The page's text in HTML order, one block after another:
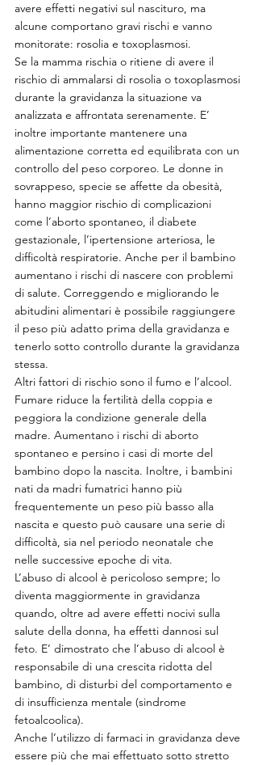
avere effetti negativi sul nascituro, ma
alcune comportano gravi rischi e vanno
monitorate: rosolia e toxoplasmosi.
Se la mamma rischia o ritiene di avere il
rischio di ammalarsi di rosolia o toxoplasmosi
durante la gravidanza la situazione va
analizzata e affrontata serenamente. E’
inoltre importante mantenere una
alimentazione corretta ed equilibrata con un
controllo del peso corporeo. Le donne in
sovrappeso, specie se affette da obesità,
hanno maggior rischio di complicazioni
come l’aborto spontaneo, il diabete
gestazionale, l’ipertensione arteriosa, le
difficoltà respiratorie. Anche per il bambino
aumentano i rischi di nascere con problemi
di salute. Correggendo e migliorando le
abitudini alimentari è possibile raggiungere
il peso più adatto prima della gravidanza e
tenerlo sotto controllo durante la gravidanza
stessa.
Altri fattori di rischio sono il fumo e l’alcool.
Fumare riduce la fertilità della coppia e
peggiora la condizione generale della
madre. Aumentano i rischi di aborto
spontaneo e persino i casi di morte del
bambino dopo la nascita. Inoltre, i bambini
nati da madri fumatrici hanno più
frequentemente un peso più basso alla
nascita e questo può causare una serie di
difficoltà, sia nel periodo neonatale che
nelle successive epoche di vita.
L’abuso di alcool è pericoloso sempre; lo
diventa maggiormente in gravidanza
quando, oltre ad avere effetti nocivi sulla
salute della donna, ha effetti dannosi sul
feto. E’ dimostrato che l’abuso di alcool è
responsabile di una crescita ridotta del
bambino, di disturbi del comportamento e
di insufficienza mentale (sindrome
fetoalcoolica).
Anche l’utilizzo di farmaci in gravidanza deve
essere più che mai effettuato sotto stretto